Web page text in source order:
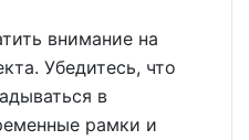
внимание на
Убедитесь, что
в
рамки и